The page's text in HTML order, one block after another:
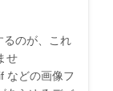
るのが、これ
せ
などの画像フ